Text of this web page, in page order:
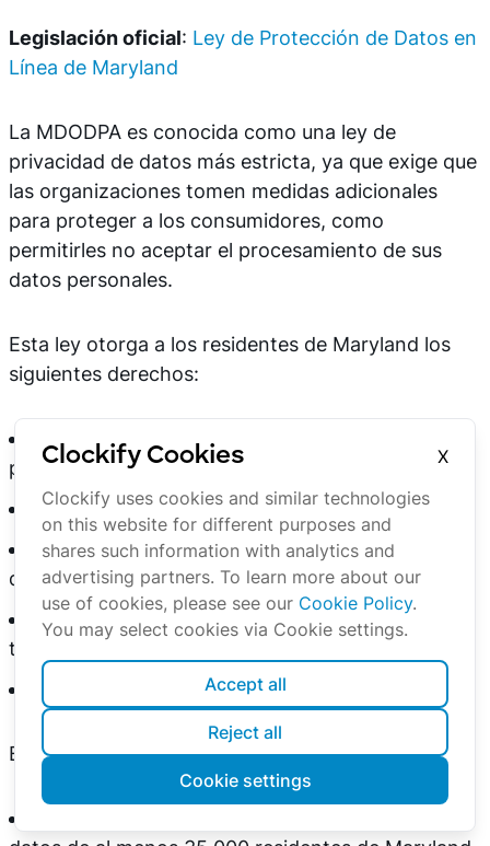
Legislación oficial: Ley de Protección de Datos en
Línea de Maryland
La MDODPA es conocida como una ley de
privacidad de datos más estricta, ya que exige que
las organizaciones tomen medidas adicionales
para proteger a los consumidores, como
permitirles no aceptar el procesamiento de sus
datos personales.
Esta ley otorga a los residentes de Maryland los
siguientes derechos:
El derecho a acceder, corregir o eliminar datos
personales,
El derecho a adquirir una copia de los datos,
El derecho a rechazar el procesamiento de sus
datos con fines publicitarios o similares,
El derecho a obtener una lista de todos los
terceros con acceso a los datos, y
El derecho a revocar su consentimiento.
Esta ley se aplicará a las siguientes entidades:
Clockify Cookies
X
Clockify uses cookies and similar technologies
on this website for different purposes and
shares such information with analytics and
advertising partners. To learn more about our
use of cookies, please see our Cookie Policy.
You may select cookies via Cookie settings.
Accept all
Reject all
Cookie settings